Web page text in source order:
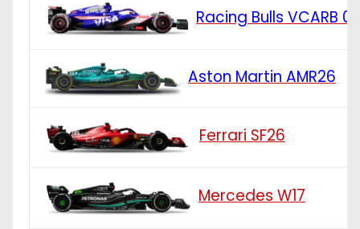
Racing Bulls VCARB 03
Aston Martin AMR26
Ferrari SF26
Mercedes W17